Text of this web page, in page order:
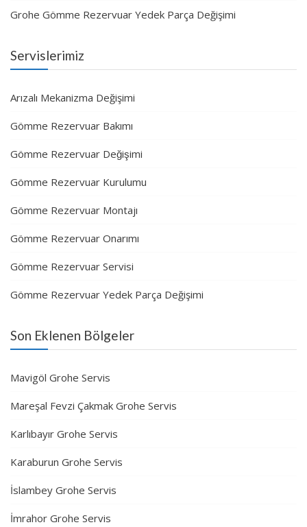
Grohe Gömme Rezervuar Yedek Parça Değişimi
Servislerimiz
Arızalı Mekanizma Değişimi
Gömme Rezervuar Bakımı
Gömme Rezervuar Değişimi
Gömme Rezervuar Kurulumu
Gömme Rezervuar Montajı
Gömme Rezervuar Onarımı
Gömme Rezervuar Servisi
Gömme Rezervuar Yedek Parça Değişimi
Son Eklenen Bölgeler
Mavigöl Grohe Servis
Mareşal Fevzi Çakmak Grohe Servis
Karlıbayır Grohe Servis
Karaburun Grohe Servis
İslambey Grohe Servis
İmrahor Grohe Servis